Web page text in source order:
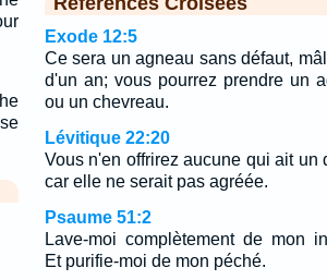
Exode 12:5
Ce sera un agneau sans défaut,
d'un an; vous pourrez prendre un
ou un chevreau.
Lévitique 22:20
Vous n'en offrirez aucune qui ait un
car elle ne serait pas agréée.
Psaume 51:2
Lave-moi complètement de mon
Et purifie-moi de mon péché.